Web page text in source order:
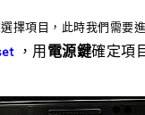
擇項目，此時我們需要
，用電源鍵確定項